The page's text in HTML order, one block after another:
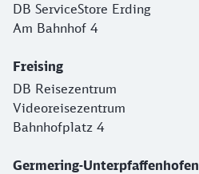
DB ServiceStore Erding
Am Bahnhof 4
Freising
DB Reisezentrum
Videoreisezentrum
Bahnhofplatz 4
Germering-Unterpfaffenhofen